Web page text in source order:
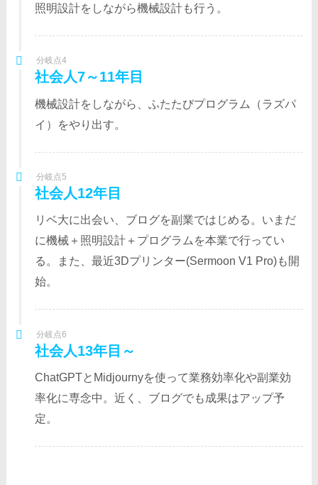
照明設計をしながら機械設計も行う。
分岐点4
社会人7～11年目
機械設計をしながら、ふたたびプログラム（ラズパ
イ）をやり出す。
分岐点5
社会人12年目
リベ大に出会い、ブログを副業ではじめる。いまだ
に機械＋照明設計＋プログラムを本業で行ってい
る。また、最近3Dプリンター(Sermoon V1 Pro)も開
始。
分岐点6
社会人13年目～
ChatGPTとMidjournyを使って業務効率化や副業効
率化に専念中。近く、ブログでも成果はアップ予
定。